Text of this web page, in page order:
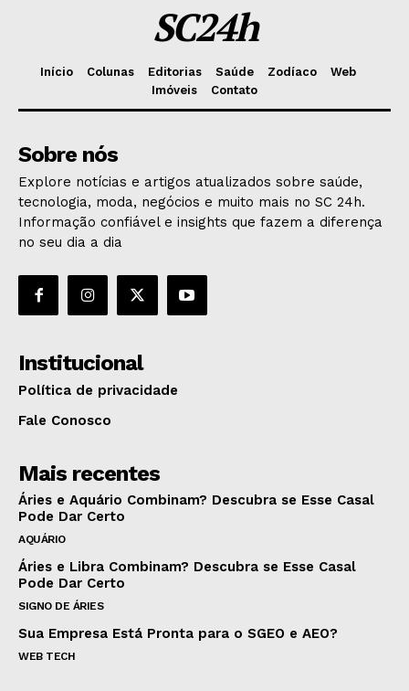
SC24h
Início Colunas Editorias Saúde Zodíaco
Web
Imóveis
Contato
Sobre nós
Explore notícias e artigos atualizados sobre saúde,
tecnologia, moda, negócios e muito mais no SC 24h.
Informação confiável e insights que fazem a diferença
no seu dia a dia
Institucional
Política de privacidade
Fale Conosco
Mais recentes
Áries e Aquário Combinam? Descubra se Esse Casal
Pode Dar Certo
AQUÁRIO
Áries e Libra Combinam? Descubra se Esse Casal
Pode Dar Certo
SIGNO DE ÁRIES
Sua Empresa Está Pronta para o SGEO e AEO?
WEB TECH